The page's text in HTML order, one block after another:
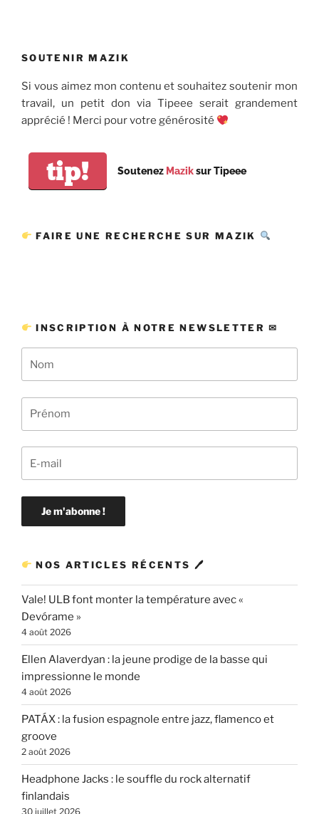
SOUTENIR MAZIK
Si vous aimez mon contenu et souhaitez soutenir mon
travail, un petit don via Tipeee serait grandement
apprécié ! Merci pour votre générosité
tip! Soutenez Maziksur Tipeee
FAIRE UNE RECHERCHE SUR MAZIK
INSCRIPTION À NOTRE NEWSLETTER ✉
NOS ARTICLES RÉCENTS 🖊
Vale! ULB font monter la température avec «
Devórame »
4 août 2026
Ellen Alaverdyan : la jeune prodige de la basse qui
impressionne le monde
4 août 2026
PATÁX : la fusion espagnole entre jazz, flamenco et
groove
2 août 2026
Headphone Jacks : le souffle du rock alternatif
finlandais
30 juillet 2026